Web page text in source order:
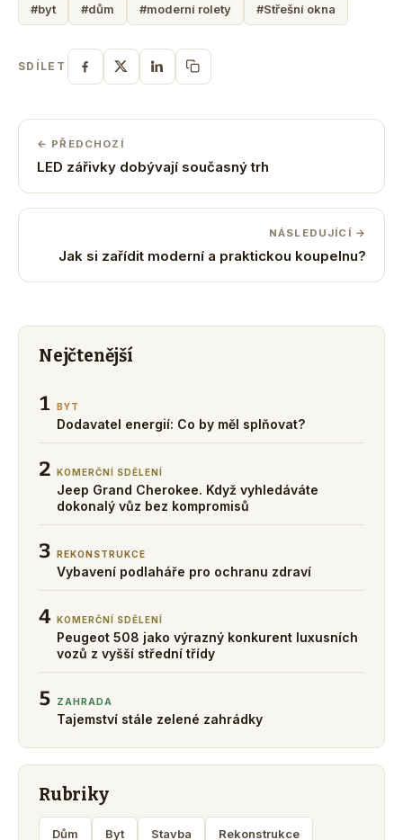
#byt #dům #moderní rolety #Střešní okna
SDÍLET
← PŘEDCHOZÍ
LED zářivky dobývají současný trh
NÁSLEDUJÍCÍ →
Jak si zařídit moderní a praktickou koupelnu?
Nejčtenější
1 BYT
Dodavatel energií: Co by měl splňovat?
2 KOMERČNÍ SDĚLENÍ
Jeep Grand Cherokee. Když vyhledáváte
dokonalý vůz bez kompromisů
3 REKONSTRUKCE
Vybavení podlaháře pro ochranu zdraví
4 KOMERČNÍ SDĚLENÍ
Peugeot 508 jako výrazný konkurent luxusních
vozů z vyšší střední třídy
5 ZAHRADA
Tajemství stále zelené zahrádky
Rubriky
Dům Byt Stavba Rekonstrukce